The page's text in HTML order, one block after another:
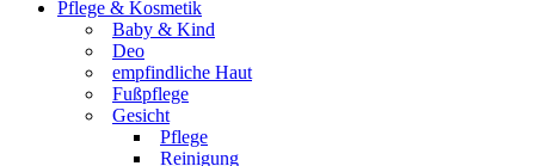
Pflege & Kosmetik
Baby & Kind
Deo
empfindliche Haut
Fußpflege
Gesicht
Pflege
Reinigung